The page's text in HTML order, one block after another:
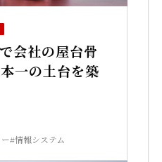
会社の屋台骨
一の土台を築
#情報システム